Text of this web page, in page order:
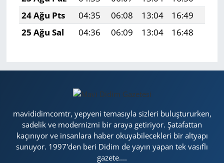
24 Ağu Pts
04:35 06:08 13:04 16:49
25 Ağu Sal
04:36 06:09 13:04 16:48
mavididimcomtr, yepyeni temasıyla sizleri buluştururken,
sadelik ve modernizmi bir araya getiriyor. Şatafattan
kaçınıyor ve insanlara haber okuyabilecekleri bir altyapı
sunuyor. 1997'den beri Didim de yayın yapan tek vasıflı
gazete....